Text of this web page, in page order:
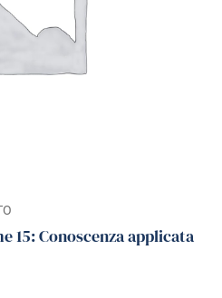
15: Conoscenza applicata